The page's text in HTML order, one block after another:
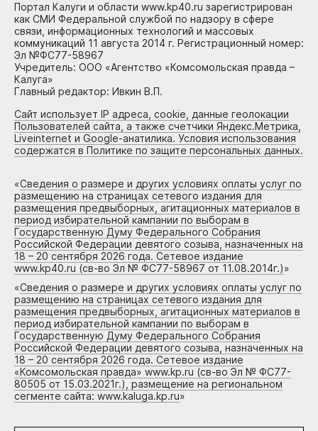
Портал Калуги и области www.kp40.ru зарегистрирован
как СМИ Федеральной службой по надзору в сфере
связи, информационных технологий и массовых
коммуникаций 11 августа 2014 г. Регистрационный номер:
Эл №ФС77-58967
Учредитель: ООО «Агентство «Комсомольская правда –
Калуга»
Главный редактор: Ивкин В.П.
Сайт использует IP адреса, cookie, данные геолокации
Пользователей сайта, а также счетчики Яндекс.Метрика,
Liveinternet и Google-анатилика. Условия использования
содержатся в Политике по защите персональных данных.
«Сведения о размере и других условиях оплаты услуг по
размещению на страницах сетевого издания для
размещения предвыборных, агитационных материалов в
период избирательной кампании по выборам в
Государственную Думу Федерального Собрания
Российской Федерации девятого созыва, назначенных на
18 – 20 сентября 2026 года. Сетевое издание
www.kp40.ru (св-во Эл № ФС77-58967 от 11.08.2014г.)»
«Сведения о размере и других условиях оплаты услуг по
размещению на страницах сетевого издания для
размещения предвыборных, агитационных материалов в
период избирательной кампании по выборам в
Государственную Думу Федерального Собрания
Российской Федерации девятого созыва, назначенных на
18 – 20 сентября 2026 года. Сетевое издание
«Комсомольская правда» www.kp.ru (св-во Эл № ФС77-
80505 от 15.03.2021г.), размещение на региональном
сегменте сайта: www.kaluga.kp.ru»